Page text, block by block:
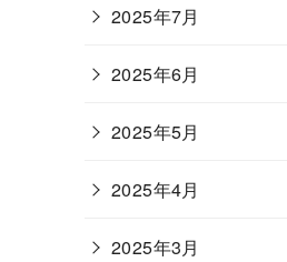
2025年7月
2025年6月
2025年5月
2025年4月
2025年3月